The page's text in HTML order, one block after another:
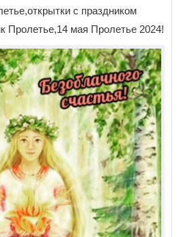
с праздником
Пролетье,14 мая Пролетье 2024!